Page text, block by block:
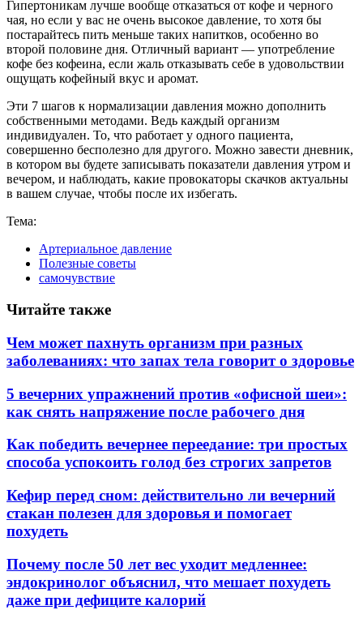
Гипертоникам лучше вообще отказаться от кофе и черного
чая, но если у вас не очень высокое давление, то хотя бы
постарайтесь пить меньше таких напитков, особенно во
второй половине дня. Отличный вариант — употребление
кофе без кофеина, если жаль отказывать себе в удовольствии
ощущать кофейный вкус и аромат.
Эти 7 шагов к нормализации давления можно дополнить
собственными методами. Ведь каждый организм
индивидуален. То, что работает у одного пациента,
совершенно бесполезно для другого. Можно завести дневник,
в котором вы будете записывать показатели давления утром и
вечером, и наблюдать, какие провокаторы скачков актуальны
в вашем случае, чтобы после их избегать.
Тема:
Артериальное давление
Полезные советы
самочувствие
Читайте также
Чем может пахнуть организм при разных
заболеваниях: что запах тела говорит о здоровье
5 вечерних упражнений против «офисной шеи»:
как снять напряжение после рабочего дня
Как победить вечернее переедание: три простых
способа успокоить голод без строгих запретов
Кефир перед сном: действительно ли вечерний
стакан полезен для здоровья и помогает
похудеть
Почему после 50 лет вес уходит медленнее:
эндокринолог объяснил, что мешает похудеть
даже при дефиците калорий